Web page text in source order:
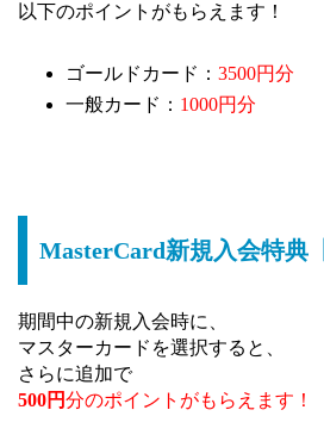
以下のポイントがもらえます！
ゴールドカード： 3500円分
一般カード： 1000円分
MasterCard新規入会特典
期間中の新規入会時に、
マスターカードを選択すると、
さらに追加で
500円分のポイントがもらえます！